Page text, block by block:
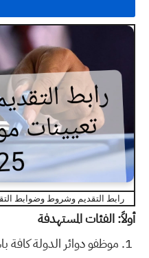
رابط التقديم وشروط وضوابط
أولاً: الفئات المستهدفة
1. موظفو دوائر الدولة كافة